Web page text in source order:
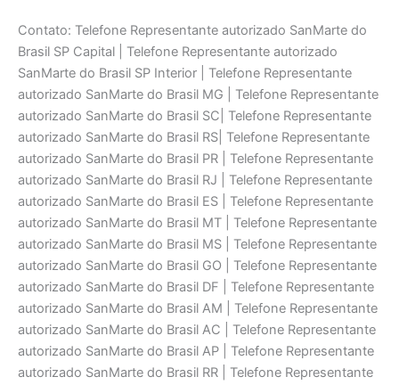
Contato: Telefone Representante autorizado SanMarte do
Brasil SP Capital | Telefone Representante autorizado
SanMarte do Brasil SP Interior | Telefone Representante
autorizado SanMarte do Brasil MG | Telefone Representante
autorizado SanMarte do Brasil SC| Telefone Representante
autorizado SanMarte do Brasil RS| Telefone Representante
autorizado SanMarte do Brasil PR | Telefone Representante
autorizado SanMarte do Brasil RJ | Telefone Representante
autorizado SanMarte do Brasil ES | Telefone Representante
autorizado SanMarte do Brasil MT | Telefone Representante
autorizado SanMarte do Brasil MS | Telefone Representante
autorizado SanMarte do Brasil GO | Telefone Representante
autorizado SanMarte do Brasil DF | Telefone Representante
autorizado SanMarte do Brasil AM | Telefone Representante
autorizado SanMarte do Brasil AC | Telefone Representante
autorizado SanMarte do Brasil AP | Telefone Representante
autorizado SanMarte do Brasil RR | Telefone Representante